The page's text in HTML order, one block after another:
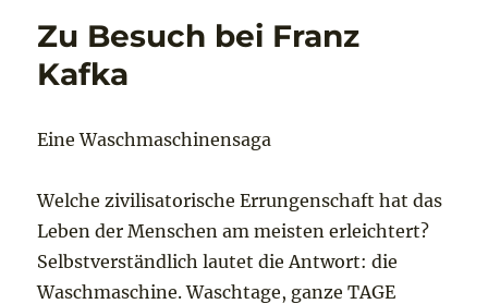
Zu Besuch bei Franz
Kafka
Eine Waschmaschinensaga
Welche zivilisatorische Errungenschaft hat das
Leben der Menschen am meisten erleichtert?
Selbstverständlich lautet die Antwort: die
Waschmaschine. Waschtage, ganze TAGE